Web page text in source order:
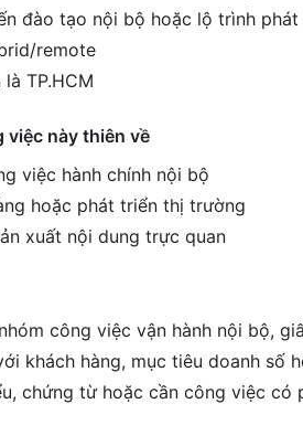
đào tạo nội bộ hoặc lộ trình
remote
TP.HCM
việc này thiên về
việc hành chính nội bộ
hoặc phát triển thị trường
xuất nội dung trực quan
công việc vận hành nội bộ,
khách hàng, mục tiêu doanh số
chứng từ hoặc cần công việc có